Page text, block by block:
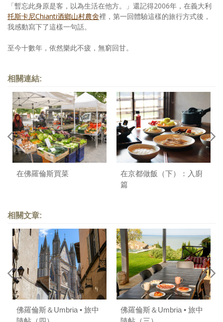
「暫忘此身原是客，以為生活在他方。」還記得2006年，在義大利
托斯卡尼Chianti酒鄉山村農舍裡，第一回體驗這樣的旅行方式後，
我感動寫下了這樣一句話。
至今十數年，依然樂此不疲，無窮回甘。
相關連結:
在佛羅倫斯買菜
在京都做飯（下）：入廚
篇
相關文章:
佛羅倫斯＆Umbria • 旅中
佛羅倫斯＆Umbria • 旅中